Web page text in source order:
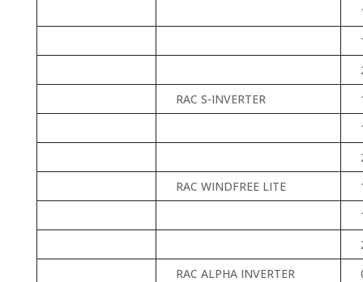
RAC S-INVERTER
RAC WINDFREE LITE
RAC ALPHA INVERTER